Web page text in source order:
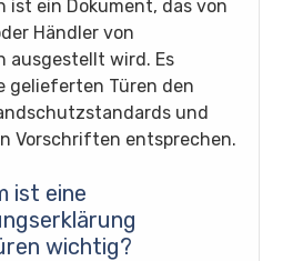
ein Dokument, das von
Händler von
ausgestellt wird. Es
gelieferten Türen den
und
Vorschriften entsprechen.
ist eine
wichtig?